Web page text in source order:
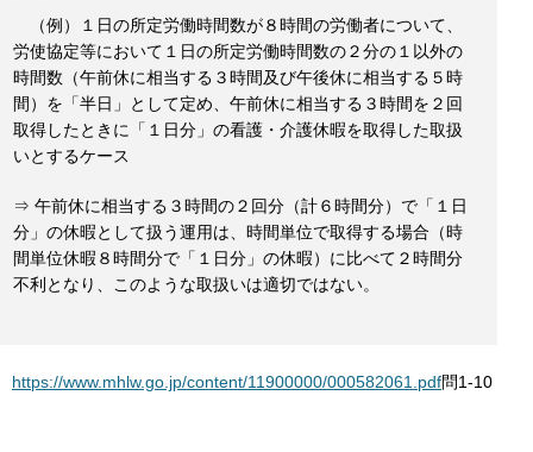
（例）１日の所定労働時間数が８時間の労働者について、
労使協定等において１日の所定労働時間数の２分の１以外の
時間数（午前休に相当する３時間及び午後休に相当する５時
間）を「半日」として定め、午前休に相当する３時間を２回
取得したときに「１日分」の看護・介護休暇を取得した取扱
いとするケース
⇒ 午前休に相当する３時間の２回分（計６時間分）で「１日
分」の休暇として扱う運用は、時間単位で取得する場合（時
間単位休暇８時間分で「１日分」の休暇）に比べて２時間分
不利となり、このような取扱いは適切ではない。
https://www.mhlw.go.jp/content/11900000/000582061.pdf問1-10